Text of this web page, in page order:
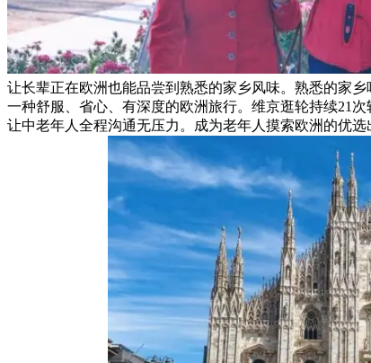
让长辈正在欧洲也能品尝到熟悉的家乡风味。熟悉的家
一种舒服、省心、有深度的欧洲旅行。维京逛轮持续21次
让中老年人全程沟通无压力。成为老年人摸索欧洲的优